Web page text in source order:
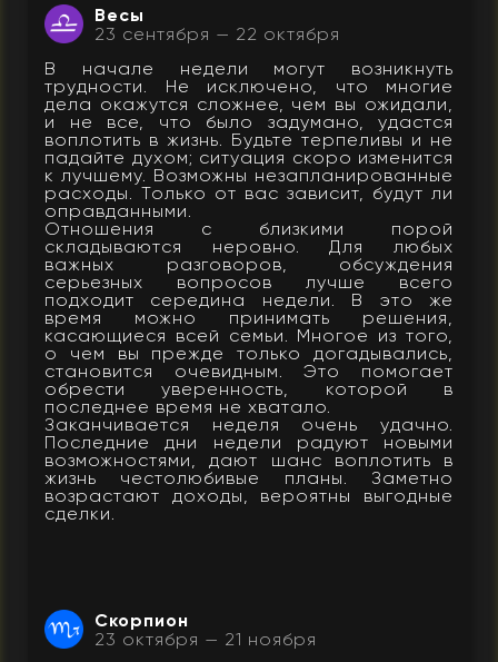
Весы
23 сентября — 22 октября
В начале недели могут возникнуть
трудности. Не исключено, что многие
дела окажутся сложнее, чем вы ожидали,
и не все, что было задумано, удастся
воплотить в жизнь. Будьте терпеливы и не
падайте духом; ситуация скоро изменится
к лучшему. Возможны незапланированные
расходы. Только от вас зависит, будут ли
оправданными.
Отношения с близкими порой
складываются неровно. Для любых
важных разговоров, обсуждения
серьезных вопросов лучше всего
подходит середина недели. В это же
время можно принимать решения,
касающиеся всей семьи. Многое из того,
о чем вы прежде только догадывались,
становится очевидным. Это помогает
обрести уверенность, которой в
последнее время не хватало.
Заканчивается неделя очень удачно.
Последние дни недели радуют новыми
возможностями, дают шанс воплотить в
жизнь честолюбивые планы. Заметно
возрастают доходы, вероятны выгодные
сделки.
Скорпион
23 октября — 21 ноября